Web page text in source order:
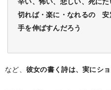
切れば・楽に・なれるの
手を伸ばすんだろう
など、 彼女の書く詩は、実にショ